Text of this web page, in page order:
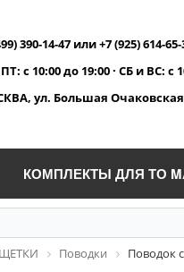
390-14-47 или +7 (925) 614-65-
с 10:00 до 19:00 · СБ и ВС: с
ул. Большая
КОМПЛЕКТЫ ДЛЯ ТО
ЩЕТКИ Поводки Поводок